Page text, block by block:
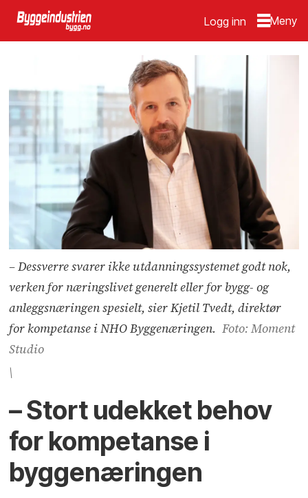
Logg inn
– Dessverre svarer ikke utdanningssystemet godt nok,
verken for næringslivet generelt eller for bygg- og
anleggsnæringen spesielt, sier Kjetil Tvedt, direktør
for kompetanse i NHO Byggenæringen. Foto: Moment
Studio
\
– Stort udekket behov
for kompetanse i
byggenæringen